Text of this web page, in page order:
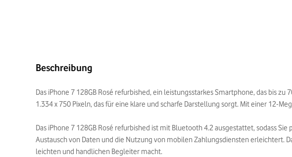
Beschreibung
Das iPhone 7 128GB Rosé refurbished, ein leistungsstarkes Smartphone, das bis
1.334 x 750 Pixeln, das für eine klare und scharfe Darstellung sorgt. Mit einer 12-
Das iPhone 7 128GB Rosé refurbished ist mit Bluetooth 4.2 ausgestattet, sodass
Austausch von Daten und die Nutzung von mobilen Zahlungsdiensten erleichtert.
leichten und handlichen Begleiter macht.